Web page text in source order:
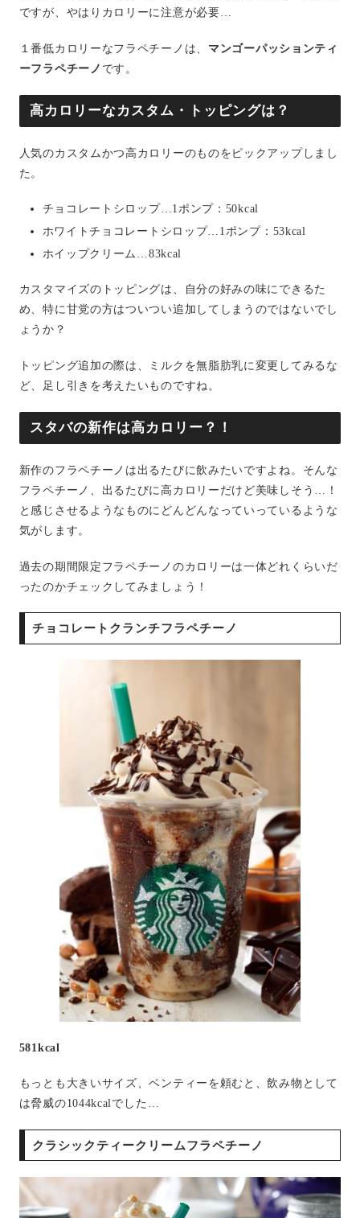
ですが、やはりカロリーに注意が必要…
１番低カロリーなフラペチーノは、 マンゴーパッションティ
ーフラペチーノ です。
高カロリーなカスタム・トッピングは？
人気のカスタムかつ高カロリーのものをピックアップしまし
た。
チョコレートシロップ…1ポンプ：50kcal
ホワイトチョコレートシロップ…1ポンプ：53kcal
ホイップクリーム…83kcal
カスタマイズのトッピングは、自分の好みの味にできるた
め、特に甘党の方はついつい追加してしまうのではないでし
ょうか？
トッピング追加の際は、ミルクを無脂肪乳に変更してみるな
ど、足し引きを考えたいものですね。
スタバの新作は高カロリー？！
新作のフラペチーノは出るたびに飲みたいですよね。そんな
フラペチーノ、出るたびに高カロリーだけど美味しそう…！
と感じさせるようなものにどんどんなっていっているような
気がします。
過去の期間限定フラペチーノのカロリーは一体どれくらいだ
ったのかチェックしてみましょう！
チョコレートクランチフラペチーノ
581kcal
もっとも大きいサイズ、ベンティーを頼むと、飲み物として
は脅威の1044kcalでした…
クラシックティークリームフラペチーノ